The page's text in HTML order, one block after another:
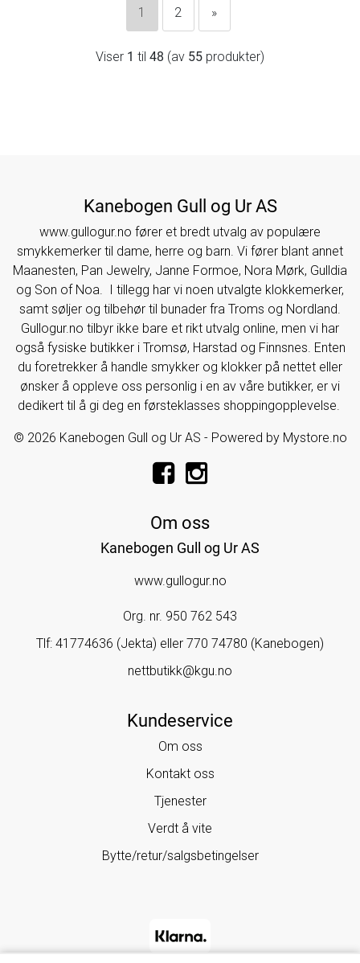
1 2 »
Viser 1 til 48 (av 55 produkter)
Kanebogen Gull og Ur AS
www.gullogur.no fører et bredt utvalg av populære
smykkemerker til dame, herre og barn. Vi fører blant annet
Maanesten, Pan Jewelry, Janne Formoe, Nora Mørk, Gulldia
og Son of Noa. I tillegg har vi noen utvalgte klokkemerker,
samt søljer og tilbehør til bunader fra Troms og Nordland.
Gullogur.no tilbyr ikke bare et rikt utvalg online, men vi har
også fysiske butikker i Tromsø, Harstad og Finnsnes. Enten
du foretrekker å handle smykker og klokker på nettet eller
ønsker å oppleve oss personlig i en av våre butikker, er vi
dedikert til å gi deg en førsteklasses shoppingopplevelse.
© 2026 Kanebogen Gull og Ur AS - Powered by Mystore.no
Om oss
Kanebogen Gull og Ur AS
www.gullogur.no
Org. nr. 950 762 543
Tlf: 41774636 (Jekta) eller 770 74780 (Kanebogen)
nettbutikk@kgu.no
Kundeservice
Om oss
Kontakt oss
Tjenester
Verdt å vite
Bytte/retur/salgsbetingelser